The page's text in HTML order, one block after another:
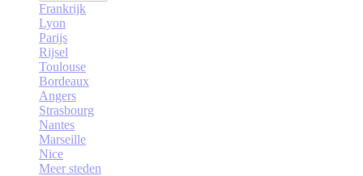
Frankrijk
Lyon
Parijs
Rijsel
Toulouse
Bordeaux
Angers
Strasbourg
Nantes
Marseille
Nice
Meer steden